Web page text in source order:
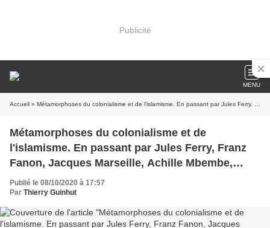
Publicité
MENU
Accueil » Métamorphoses du colonialisme et de l'islamisme. En passant par Jules Ferry, Franz Fanon, Jacques Marseille, Achille Mbembe, Guillaume Blanc, Bernard Rougier, Jean-Pierre Obin.
Métamorphoses du colonialisme et de
l'islamisme. En passant par Jules Ferry, Franz
Fanon, Jacques Marseille, Achille Mbembe,
Guillaume Blanc, Bernard Rougier, Jean-Pierre
Obin.
Publié le 08/10/2020 à 17:57
Par Thierry Guinhut